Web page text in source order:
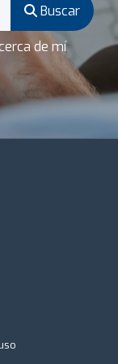
Buscar
de mí